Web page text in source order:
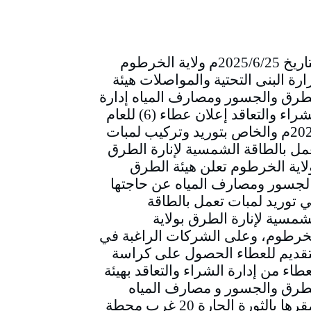
التاريخ 2025/6/25م ولاية الخرطوم
البنى التحتية والمواصلات هيئة
والجسور ومصارف المياه إدارة
الشراء والتعاقد إعلان عطاء (6) للعام
2025م والخاص بتوريد وتركيب لمبات
بالطاقة الشمسية لإنارة الطرق
الخرطوم تعلن هيئة الطرق
ومصارف المياه عن حاجتها
توريد لمبات تعمل بالطاقة
لإنارة الطرق بولاية
وعلى الشركات الراغبة في
للعطاء الحصول على كراسة
من إدارة الشراء والتعاقد بهيئة
والجسور و مصارف المياه
بمقرها بالثورة الحارة 20 غرب محطة